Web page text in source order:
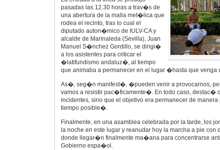
pasadas las 12.30 horas a trav�s de
una abertura de la malla met�lica que
rodea el recinto, tras lo cual el
diputado auton�mico de IULV-CA y
alcalde de Marinaleda (Sevilla), Juan
Manuel S�nchez Gordillo, se dirigi�
a los asistentes para criticar el
�latifundismo andaluz�, al tiempo
que animaba a permanecer en el lugar �hasta que
As�, seg�n manifest�, �pueden venir a provocarnos,
vamos a resistir pac�ficamente�. En todo caso, destac�
incidentes, sino que el objetivo era permanecer de
tiempo posible�.
Finalmente, en una asamblea celebrada por la tarde, los
la noche en este lugar y reanudar hoy la marcha a pie
donde llegar�n finalmente ma�ana para concentrarse
Gobierno espa�ol.